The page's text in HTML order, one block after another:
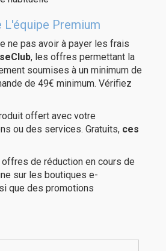
Premium
ne pas avoir à payer les frais
, les offres permettant la
soumises à un minimum de
de 49€ minimum. Vérifiez
offert avec votre
ou des services. Gratuits, ces
de réduction en cours de
sur les boutiques e-
que des promotions